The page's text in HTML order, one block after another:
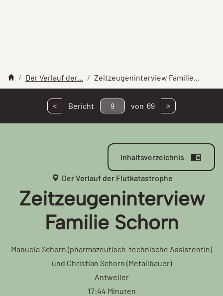
Der Verlauf der... Zeitzeugeninterview Familie...
< Bericht 9 von 69 >
Inhaltsverzeichnis
Der Verlauf der Flutkatastrophe
Zeitzeugeninterview
Familie Schorn
Manuela Schorn (pharmazeutisch-technische Assistentin)
und Christian Schorn (Metallbauer)
Antweiler
17:44 Minuten